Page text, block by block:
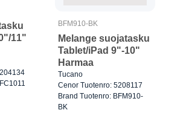
11"
BFM910-BK
Melange suojatasku
Tablet/iPad 9"-10"
Harmaa
Tucano
Cenor Tuotenro: 5208117
Brand Tuotenro: BFM910-
BK